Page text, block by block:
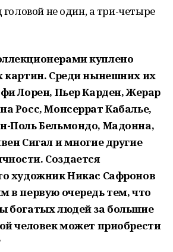
не один, а три-четыре
куплено
картин. Среди нынешних их
Лорен, Пьер Карден, Жерар
Росс, Монсеррат Кабалье,
Поль Бельмондо, Мадонна,
Сигал и многие другие
Создается
художник Никас Сафронов
в первую очередь тем, что
богатых людей за большие
человек может приобрести